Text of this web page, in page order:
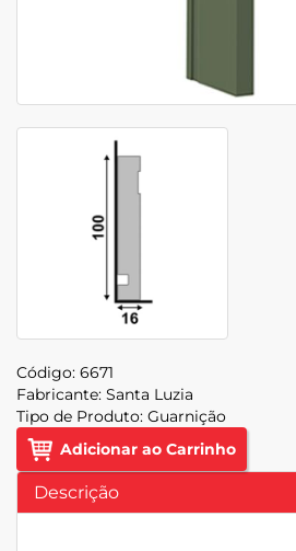
Código: 6671
Fabricante: Santa Luzia
Tipo de Produto: Guarnição
Adicionar ao Carrinho
Descrição